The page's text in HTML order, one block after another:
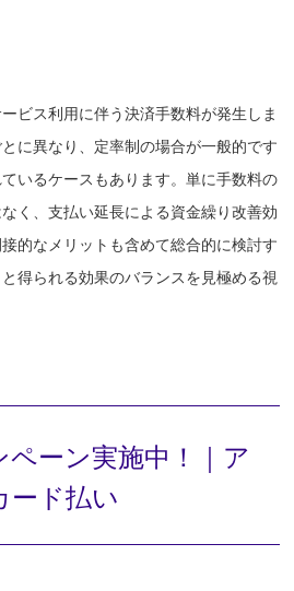
ビス利用に伴う決済手数料が発生しま
に異なり、定率制の場合が一般的です
いるケースもあります。単に手数料の
く、支払い延長による資金繰り改善効
的なメリットも含めて総合的に検討す
得られる効果のバランスを見極める視
ペーン実施中！｜ア
ード払い